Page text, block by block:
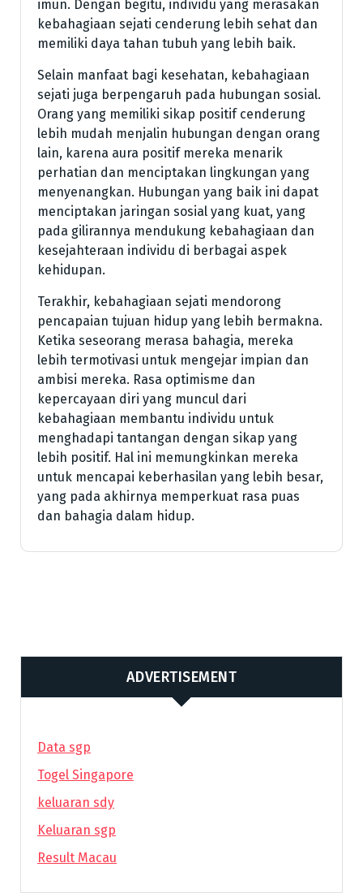
imun. Dengan begitu, individu yang merasakan
kebahagiaan sejati cenderung lebih sehat dan
memiliki daya tahan tubuh yang lebih baik.
Selain manfaat bagi kesehatan, kebahagiaan
sejati juga berpengaruh pada hubungan sosial.
Orang yang memiliki sikap positif cenderung
lebih mudah menjalin hubungan dengan orang
lain, karena aura positif mereka menarik
perhatian dan menciptakan lingkungan yang
menyenangkan. Hubungan yang baik ini dapat
menciptakan jaringan sosial yang kuat, yang
pada gilirannya mendukung kebahagiaan dan
kesejahteraan individu di berbagai aspek
kehidupan.
Terakhir, kebahagiaan sejati mendorong
pencapaian tujuan hidup yang lebih bermakna.
Ketika seseorang merasa bahagia, mereka
lebih termotivasi untuk mengejar impian dan
ambisi mereka. Rasa optimisme dan
kepercayaan diri yang muncul dari
kebahagiaan membantu individu untuk
menghadapi tantangan dengan sikap yang
lebih positif. Hal ini memungkinkan mereka
untuk mencapai keberhasilan yang lebih besar,
yang pada akhirnya memperkuat rasa puas
dan bahagia dalam hidup.
ADVERTISEMENT
Data sgp
Togel Singapore
keluaran sdy
Keluaran sgp
Result Macau